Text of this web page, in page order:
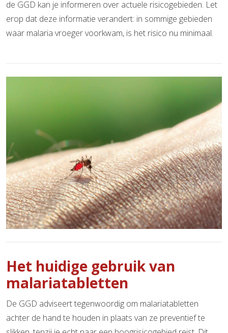
de GGD kan je informeren over actuele risicogebieden. Let
erop dat deze informatie verandert: in sommige gebieden
waar malaria vroeger voorkwam, is het risico nu minimaal.
Het huidige gebruik van
malariatabletten
De GGD adviseert tegenwoordig om malariatabletten
achter de hand te houden in plaats van ze preventief te